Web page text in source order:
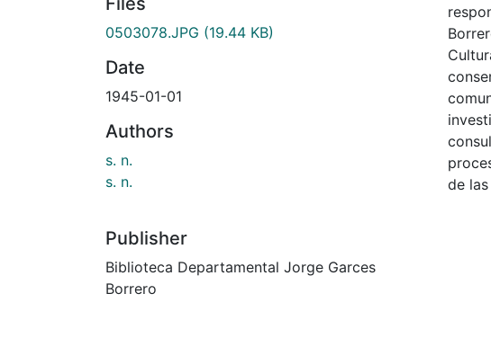
0503078.JPG (19.44 KB)
Date
1945-01-01
Authors
s. n.
s. n.
Publisher
Biblioteca Departamental Jorge Garces
Borrero
de